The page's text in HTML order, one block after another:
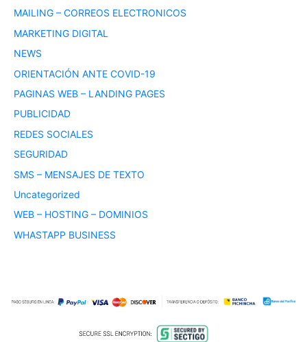
MAILING – CORREOS ELECTRONICOS
MARKETING DIGITAL
NEWS
ORIENTACIÓN ANTE COVID-19
PAGINAS WEB – LANDING PAGES
PUBLICIDAD
REDES SOCIALES
SEGURIDAD
SMS – MENSAJES DE TEXTO
Uncategorized
WEB – HOSTING – DOMINIOS
WHASTAPP BUSINESS